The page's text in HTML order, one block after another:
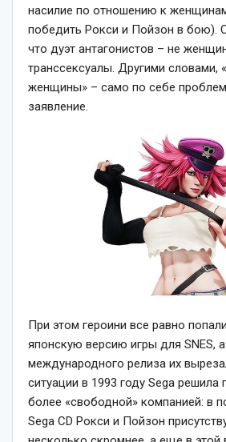
насилие по отношению к
победить Рокси и Пойзон в бою).
что дуэт антагонистов – не
транссексуалы. Другими словами,
женщины» – само по себе
заявление.
При этом героини все равно
японскую версию игры для SNES,
международного релиза их
ситуации в 1993 году Sega решила
более «свободной» компанией: в
Sega CD Рокси и Пойзон